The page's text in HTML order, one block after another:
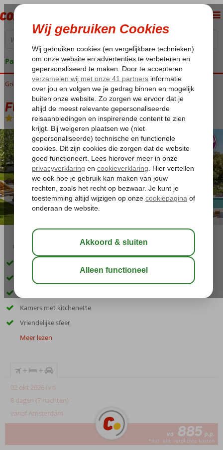
Pakketgarantie
Home
Griekenland Kreta Rethymnon Fly & Go Villa Oliva
Fly & Go Villa Oliva
Logies en ontbijt -Aparthotel
03:30
Inclusief huurauto
Dicht bij het strand
Kamers met kitchenette
Vriendelijke sfeer
Meer lezen
+ +
02 okt 2026 (vr)
8 dagen (7 nachten)
vanaf Amsterdam
va 885 p.p.
*incl. alle verplichte kosten